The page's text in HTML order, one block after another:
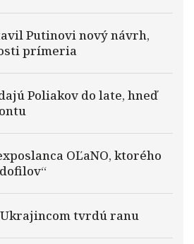
Putinovi nový návrh,
prímeria
Poliakov do late, hneď
OĽaNO, ktorého
tvrdú ranu